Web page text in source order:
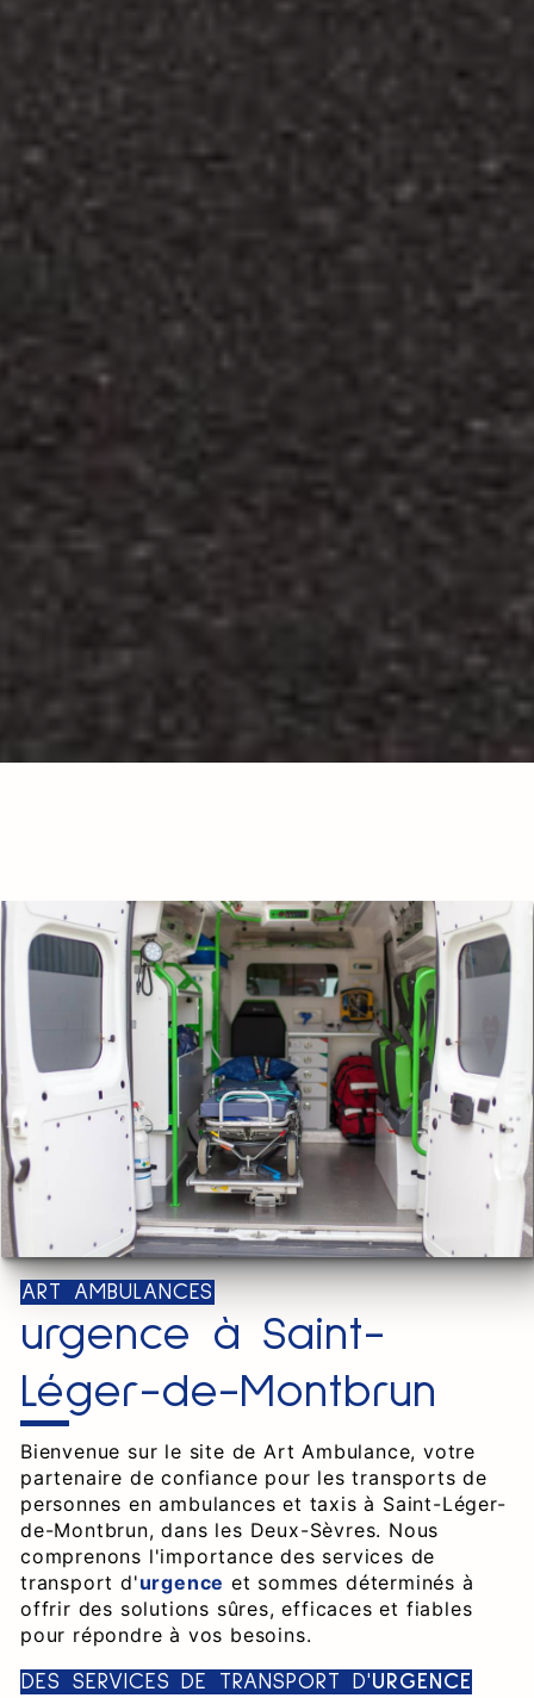
ART AMBULANCES
urgence à Saint-
Léger-de-Montbrun
Bienvenue sur le site de Art Ambulance, votre
partenaire de confiance pour les transports de
personnes en ambulances et taxis à Saint-Léger-
de-Montbrun, dans les Deux-Sèvres. Nous
comprenons l'importance des services de
transport d'urgence et sommes déterminés à
offrir des solutions sûres, efficaces et fiables
pour répondre à vos besoins.
DES SERVICES DE TRANSPORT D'URGENCE